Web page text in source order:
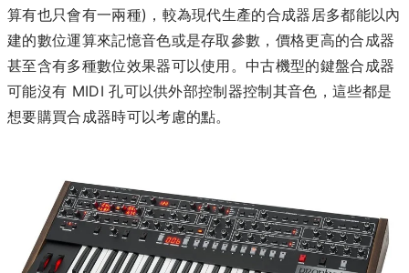
算有也只會有一兩種)，較為現代生產的合成器居多都能以內
建的數位運算來記憶音色或是存取參數，價格更高的合成器
甚至含有多種數位效果器可以使用。中古機型的鍵盤合成器
可能沒有 MIDI 孔可以供外部控制器控制其音色，這些都是
想要購買合成器時可以考慮的點。